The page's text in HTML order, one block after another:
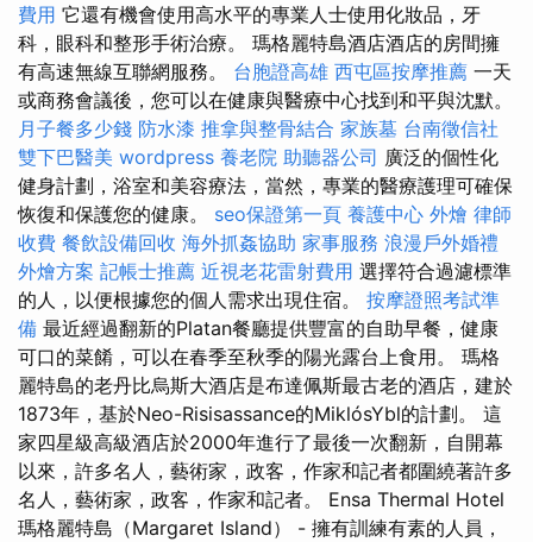
費用 它還有機會使用高水平的專業人士使用化妝品，牙
科，眼科和整形手術治療。 瑪格麗特島酒店酒店的房間擁
有高速無線互聯網服務。 台胞證高雄 西屯區按摩推薦 一天
或商務會議後，您可以在健康與醫療中心找到和平與沈默。
月子餐多少錢 防水漆 推拿與整骨結合 家族墓 台南徵信社
雙下巴醫美 wordpress 養老院 助聽器公司 廣泛的個性化
健身計劃，浴室和美容療法，當然，專業的醫療護理可確保
恢復和保護您的健康。 seo保證第一頁 養護中心 外燴 律師
收費 餐飲設備回收 海外抓姦協助 家事服務 浪漫戶外婚禮
外燴方案 記帳士推薦 近視老花雷射費用 選擇符合過濾標準
的人，以便根據您的個人需求出現住宿。 按摩證照考試準
備 最近經過翻新的Platan餐廳提供豐富的自助早餐，健康
可口的菜餚，可以在春季至秋季的陽光露台上食用。 瑪格
麗特島的老丹比烏斯大酒店是布達佩斯最古老的酒店，建於
1873年，基於Neo-Risisassance的MiklósYbl的計劃。 這
家四星級高級酒店於2000年進行了最後一次翻新，自開幕
以來，許多名人，藝術家，政客，作家和記者都圍繞著許多
名人，藝術家，政客，作家和記者。 Ensa Thermal Hotel
瑪格麗特島（Margaret Island） - 擁有訓練有素的人員，